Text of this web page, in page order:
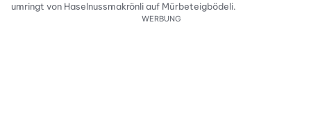
umringt von Haselnussmakrönli auf Mürbeteigbödeli.
WERBUNG